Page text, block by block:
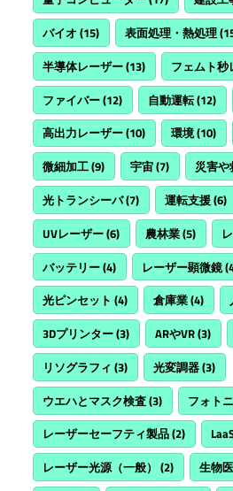
バイオ (15) 表面処理・熱処理
半導体レーザー(13) フェムト秒
ファイバー(12) 自動運転(12)
高出力レーザー(10) 環境(10)
微細加工(9) 宇宙(7) 災害や
光トランシーバ(7) 運転支援(6)
UVレーザー(6) 農林業(5)
バッテリー(4) レーザー顕微鏡
光ピンセット (4) 倉庫業(4)
3Dプリンター(3) ARやVR(3)
リソグラフィ (3) 光変調器(3)
ウエハとマスク検査(3) フォト
レーザーセーフティ製品(2)
レーザー光源（一般） (2) 生物